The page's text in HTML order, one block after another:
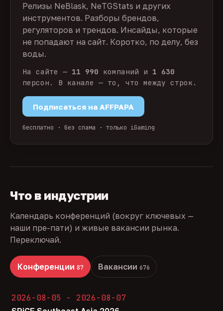
Релизы NeBlask, NeTGStats и других
инструментов. Разборы брендов,
регуляторов и трендов. Инсайды, которые
не попадают на сайт. Коротко, по делу, без
воды.
На сайте — 11 990 компаний и 1 630
персон. В канале — то, что между строк.
Подписаться на AFFPAPA
бесплатно · без спама · только iGaming
Что в индустрии
Календарь конференций (вокруг ключевых —
наши пре-пати) и живые вакансии рынка.
Переключай.
Конференции 87 Вакансии 676
2026-08-05 - 2026-08-07